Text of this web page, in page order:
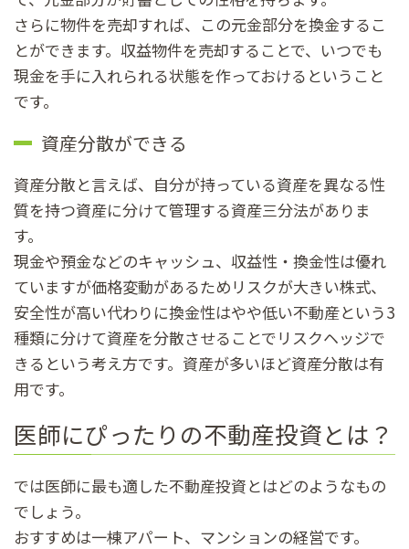
さらに物件を売却すれば、この元金部分を換金するこ
とができます。収益物件を売却することで、いつでも
現金を手に入れられる状態を作っておけるということ
です。
資産分散ができる
資産分散と言えば、自分が持っている資産を異なる性
質を持つ資産に分けて管理する資産三分法がありま
す。
現金や預金などのキャッシュ、収益性・換金性は優れ
ていますが価格変動があるためリスクが大きい株式、
安全性が高い代わりに換金性はやや低い不動産という3
種類に分けて資産を分散させることでリスクヘッジで
きるという考え方です。資産が多いほど資産分散は有
用です。
医師にぴったりの不動産投資とは？
では医師に最も適した不動産投資とはどのようなもの
でしょう。
おすすめは一棟アパート、マンションの経営です。